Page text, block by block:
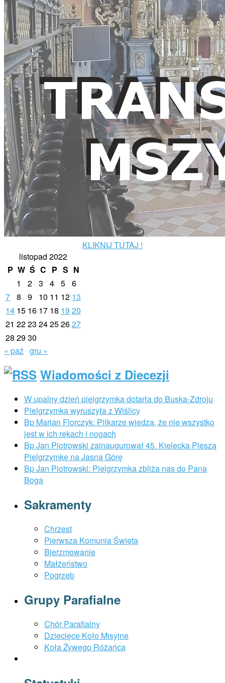
KLIKNIJ TUTAJ !
listopad 2022
P W Ś C P S N
1
2 3 4 5 6
7 8 9 10 11 12 13
14 15 16 17 18 19 20
21 2223 24252627
28 2930
« paź gru »
Wiadomości z Diecezji
W upalny dzień pielgrzymka dotarła do Buska-Zdroju
Pielgrzymka wyruszyła z Wiślicy
Bp Marian Florczyk: Piłkarze wiedzą, że nie wszystko
jest w ich rękach i nogach
Bp Jan Piotrowski zainaugurował 45. Kielecką Pieszą
Pielgrzymkę na Jasną Górę
Bp Jan Piotrowski: Pielgrzymka zbliża nas do Pana
Boga
Sakramenty
Chrzest
Pierwsza Komunia Święta
Bierzmowanie
Małżeństwo
Pogrzeb
Grupy Parafialne
Chór Parafialny
Dziecięce Koło Misyjne
Koła Żywego Różańca